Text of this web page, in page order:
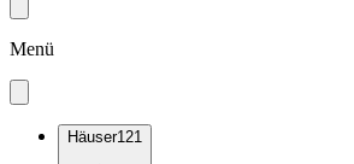
Menü
Häuser121